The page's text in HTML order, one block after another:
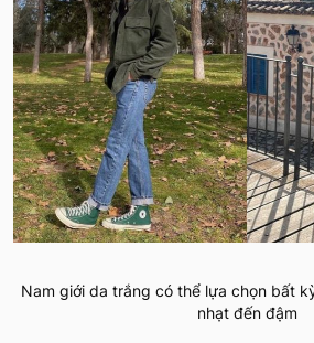
Nam giới da trắng có thể lựa chọn bất
nhạt đến đậm